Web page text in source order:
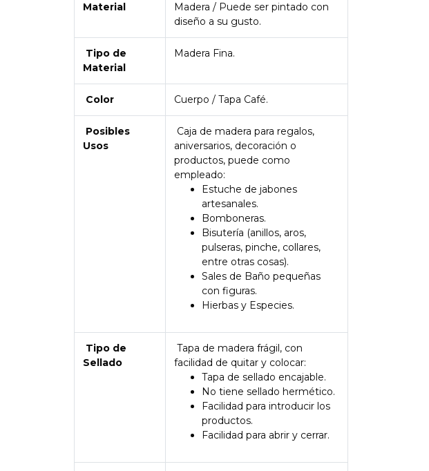
Material
Madera / Puede ser pintado con
diseño a su gusto.
Tipo de
Material
Madera Fina.
Color Cuerpo / Tapa Café.
Posibles
Usos
Caja de madera para regalos,
aniversarios, decoración o
productos, puede como
empleado:
Estuche de jabones
artesanales.
Bomboneras.
Bisutería (anillos, aros,
pulseras, pinche, collares,
entre otras cosas).
Sales de Baño pequeñas
con figuras.
Hierbas y Especies.
Tipo de
Sellado
Tapa de madera frágil, con
facilidad de quitar y colocar:
Tapa de sellado encajable.
No tiene sellado hermético.
Facilidad para introducir los
productos.
Facilidad para abrir y cerrar.